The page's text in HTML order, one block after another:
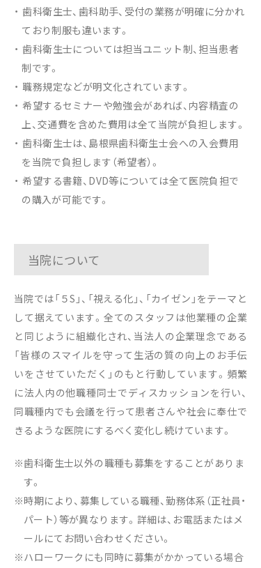
歯科衛生士、歯科助手、受付の業務が明確に分かれ
ており制服も違います。
歯科衛生士については担当ユニット制、担当患者
制です。
職務規定などが明文化されています。
希望するセミナーや勉強会があれば、内容精査の
上、交通費を含めた費用は全て当院が負担します。
歯科衛生士は、島根県歯科衛生士会への入会費用
を当院で負担します（希望者）。
希望する書籍、DVD等については全て医院負担で
の購入が可能です。
当院について
当院では「５S」、「視える化」、「カイゼン」をテーマと
して据えています。全てのスタッフは他業種の企業
と同じように組織化され、当法人の企業理念である
「皆様のスマイルを守って生活の質の向上のお手伝
いをさせていただく」のもと行動しています。頻繁
に法人内の他職種同士でディスカッションを行い、
同職種内でも会議を行って患者さんや社会に奉仕で
きるような医院にするべく変化し続けています。
※歯科衛生士以外の職種も募集をすることがありま
す。
※時期により、募集している職種、勤務体系（正社員・
パート）等が異なります。詳細は、お電話またはメ
ールにてお問い合わせください。
※ハローワークにも同時に募集がかかっている場合